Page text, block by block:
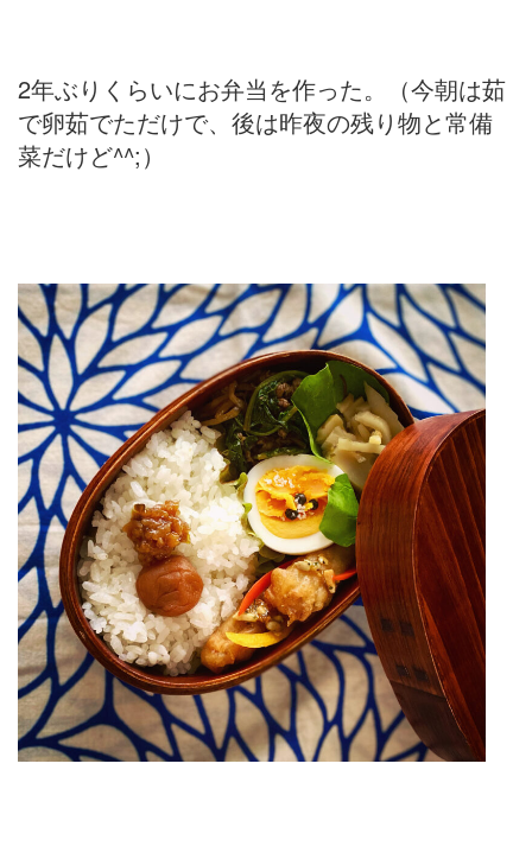
2年ぶりくらいにお弁当を作った。（今朝は茹
で卵茹でただけで、後は昨夜の残り物と常備
菜だけど^^;）